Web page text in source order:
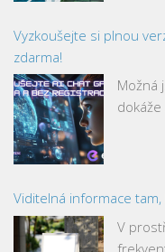
Vyzkoušejte si plnou
zdarma!
Možná
Viditelná informace
V